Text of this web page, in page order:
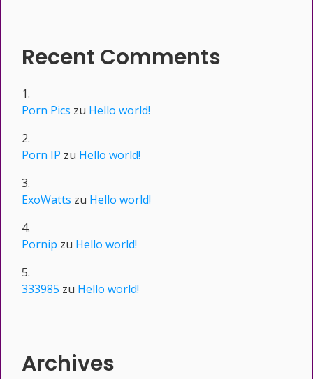
Recent Comments
Porn Pics zu Hello world!
Porn IP zu Hello world!
ExoWatts zu Hello world!
Pornip zu Hello world!
333985 zu Hello world!
Archives